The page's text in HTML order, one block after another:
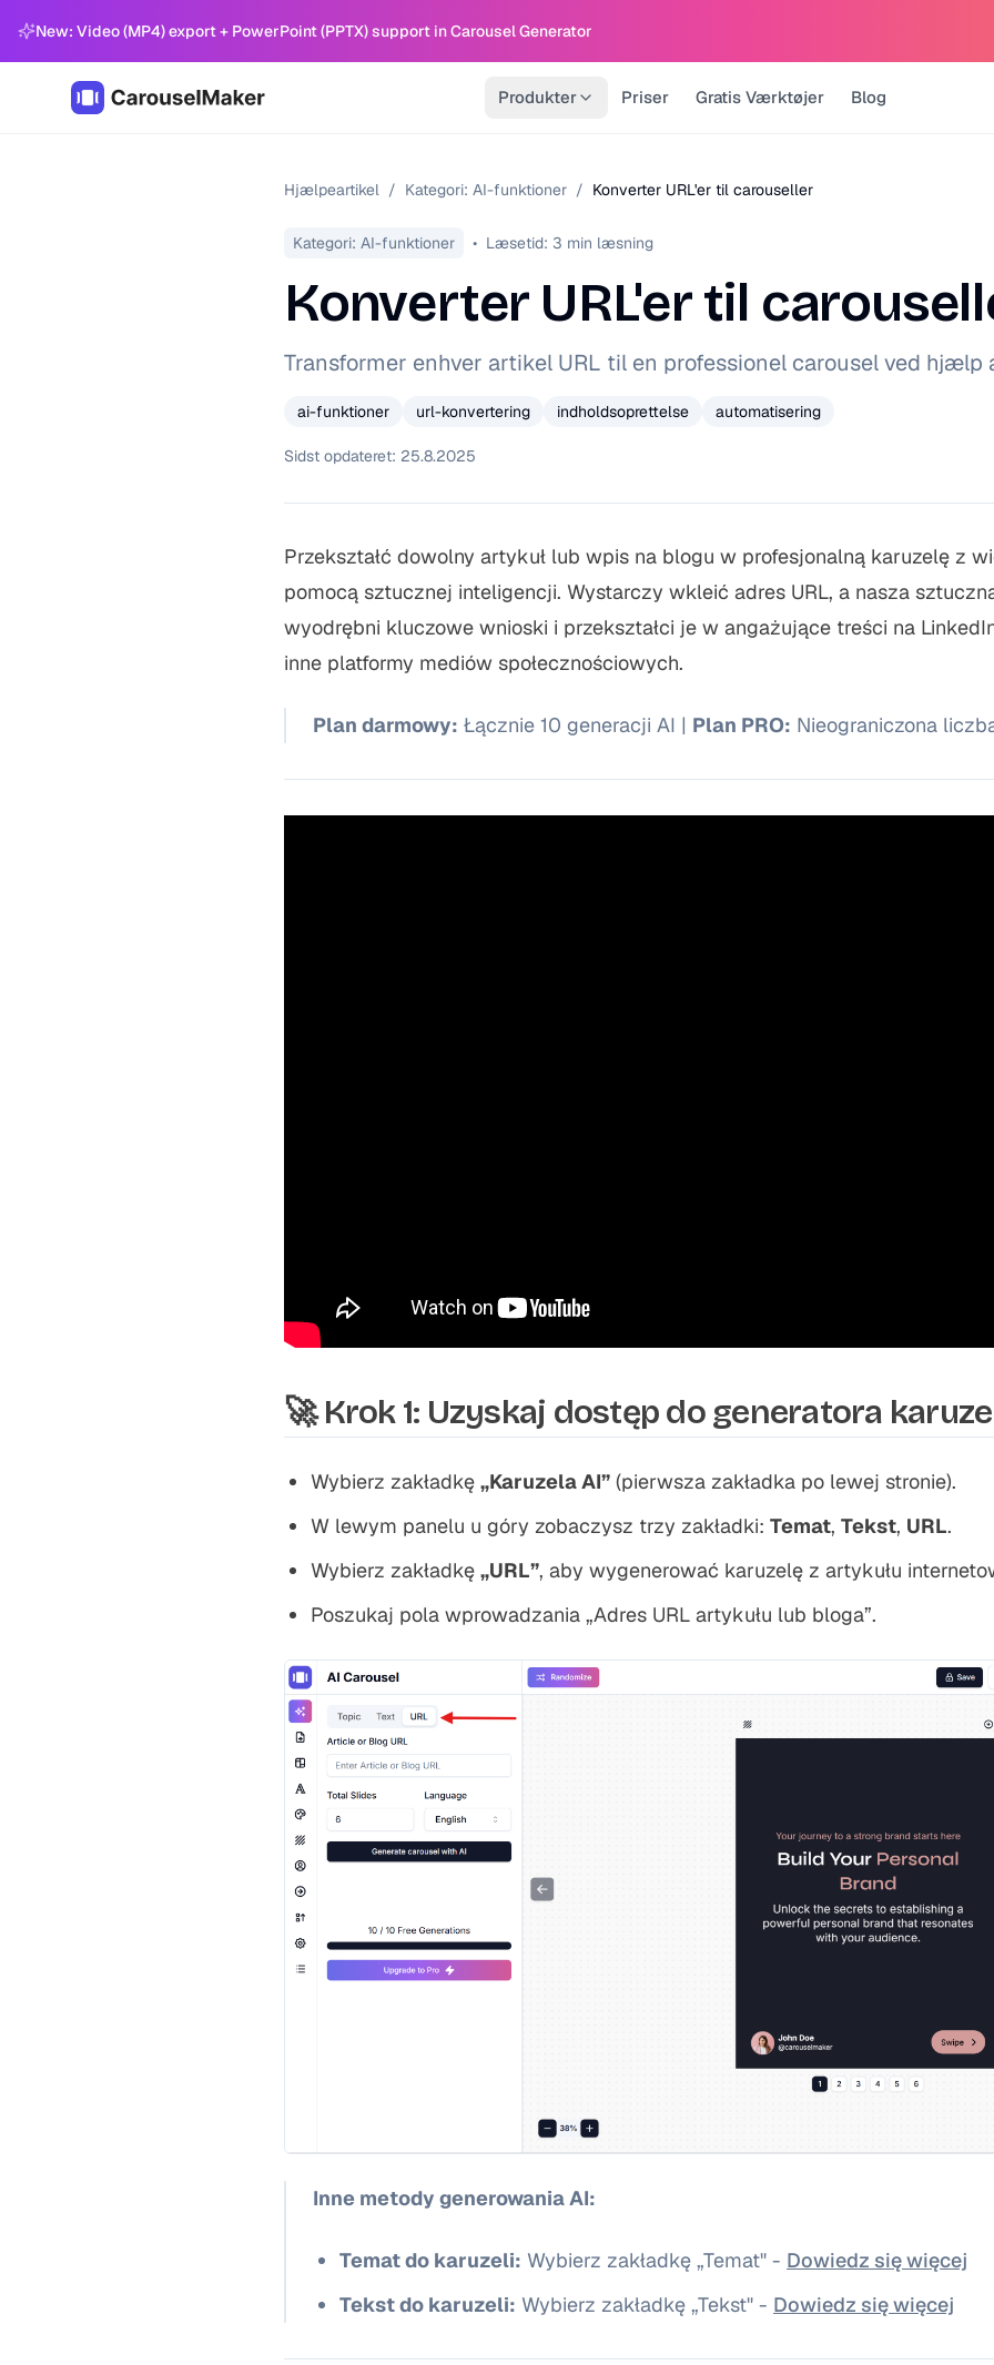
New: Video (MP4) export + PowerPoint (PPTX) support in Carousel Generator
Produkter Priser Gratis Værktøjer Blog
Hjælpeartikel / Kategori: AI-funktioner / Konverter URL'er til carouseller
Kategori: AI-funktioner • Læsetid: 3 min læsning
Konverter URL'er til
Transformer enhver artikel URL til en professionel carousel ved hjælp
ai-funktioner url-konvertering indholdsoprettelse automatisering
Sidst opdateret: 25.8.2025
Przekształć dowolny artykuł lub wpis na blogu w profesjonalną karuzelę z
pomocą sztucznej inteligencji. Wystarczy wkleić adres URL, a nasza
wyodrębni kluczowe wnioski i przekształci je w angażujące treści na
inne platformy mediów społecznościowych.
Plan darmowy: Łącznie 10 generacji AI | Plan PRO: Nieograniczona
🚀 Krok 1: Uzyskaj dostęp do generatora
Wybierz zakładkę „Karuzela AI” (pierwsza zakładka po lewej stronie).
W lewym panelu u góry zobaczysz trzy zakładki: Temat, Tekst, URL.
Wybierz zakładkę „URL”, aby wygenerować karuzelę z artykułu
Poszukaj pola wprowadzania „Adres URL artykułu lub bloga”.
Inne metody generowania AI:
Temat do karuzeli: Wybierz zakładkę „Temat" - Dowiedz się więcej
Tekst do karuzeli: Wybierz zakładkę „Tekst" - Dowiedz się więcej